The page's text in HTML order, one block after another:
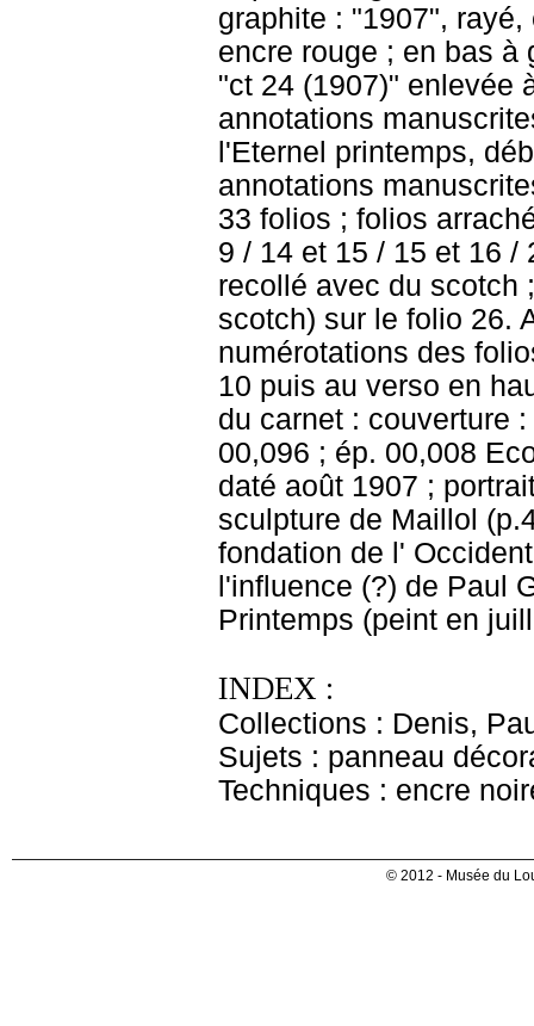
graphite : "1907",
encre rouge ; en bas à
"ct 24 (1907)" enlevée
annotations
l'Eternel printemps,
annotations
33 folios ; folios
9 / 14 et 15 / 15 et 16 /
recollé avec du scotch
scotch) sur le folio 26.
numérotations des
10 puis au verso en
du carnet : couverture
00,096 ; ép. 00,008
daté août 1907 ;
sculpture de Maillol
fondation de l'
l'influence (?) de Paul
Printemps (peint en
INDEX :
Collections : Denis,
Sujets : panneau
Techniques : encre
© 2012 - Musée du